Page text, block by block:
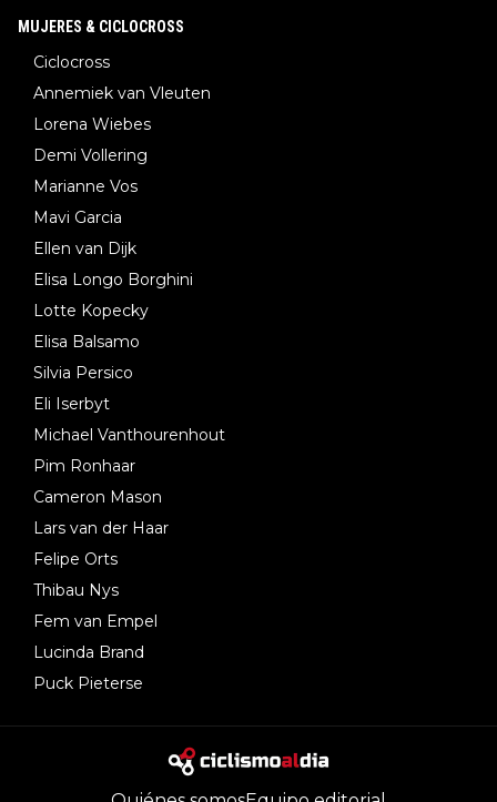
MUJERES & CICLOCROSS
Ciclocross
Annemiek van Vleuten
Lorena Wiebes
Demi Vollering
Marianne Vos
Mavi Garcia
Ellen van Dijk
Elisa Longo Borghini
Lotte Kopecky
Elisa Balsamo
Silvia Persico
Eli Iserbyt
Michael Vanthourenhout
Pim Ronhaar
Cameron Mason
Lars van der Haar
Felipe Orts
Thibau Nys
Fem van Empel
Lucinda Brand
Puck Pieterse